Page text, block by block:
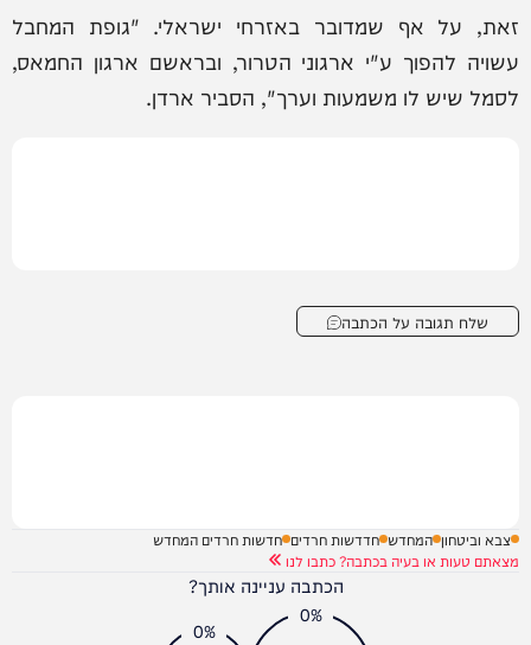
זאת, על אף שמדובר באזרחי ישראלי. "גופת המחבל
עשויה להפוך ע"י ארגוני הטרור, ובראשם ארגון החמאס,
לסמל שיש לו משמעות וערך", הסביר ארדן.
שלח תגובה על הכתבה
צבא וביטחון המחדש חדדשות חרדים חדשות חרדים המחדש
מצאתם טעות או בעיה בכתבה? כתבו לנו
הכתבה עניינה אותך?
0%
0%